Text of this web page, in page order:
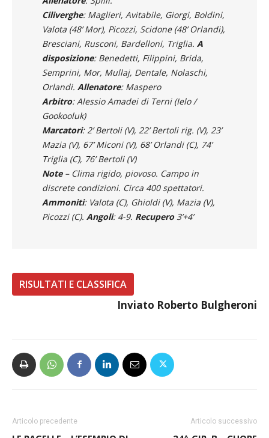
disposizione : Macchi, Mauri, Ceriotti, Sacco.
Allenatore
: Spilli.
Ciliverghe
: Maglieri, Avitabile, Giorgi, Boldini,
Valota (48’ Mor), Picozzi, Scidone (48’ Orlandi),
Bresciani, Rusconi, Bardelloni, Triglia.
A
disposizione
: Benedetti, Filippini, Brida,
Semprini, Mor, Mullaj, Dentale, Nolaschi,
Orlandi.
Allenatore
: Maspero
Arbitro
: Alessio Amadei di Terni (Ielo /
Gookooluk)
Marcatori
: 2’ Bertoli (V), 22’ Bertoli rig. (V), 23’
Mazia (V), 67’ Miconi (V), 68’ Orlandi (C), 74’
Triglia (C), 76’ Bertoli (V)
Note
– Clima rigido, piovoso. Campo in
discrete condizioni. Circa 400 spettatori.
Ammoniti
: Valota (C), Ghioldi (V), Mazia (V),
RISULTATI E CLASSIFICA